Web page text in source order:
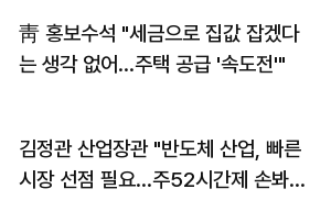
靑 홍보수석 "세금으로 집값 잡겠다
는 생각 없어…주택 공급 '속도전'"
김정관 산업장관 "반도체 산업, 빠른
시장 선점 필요…주52시간제 손봐